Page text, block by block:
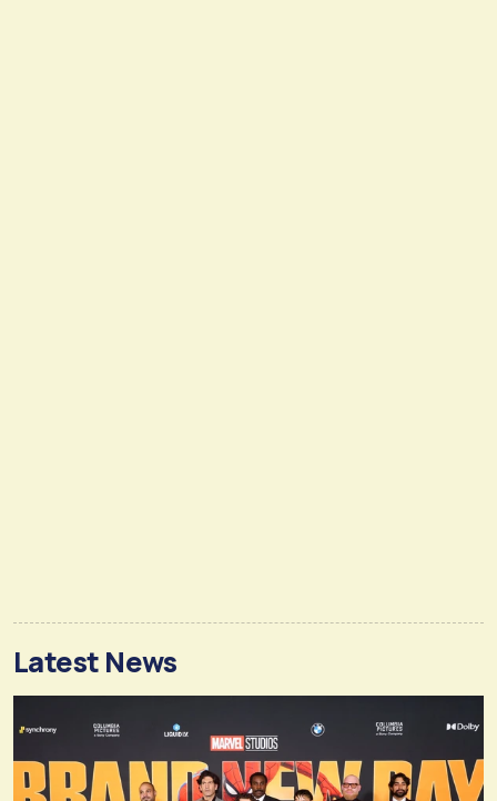
Latest News